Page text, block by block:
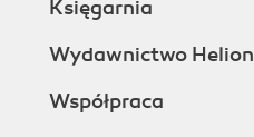
Księgarnia
Wydawnictwo Helion
Współpraca